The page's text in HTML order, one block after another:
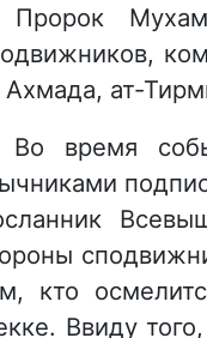
Пророк
Ахмада, ат-
Во время
кто
Ввиду